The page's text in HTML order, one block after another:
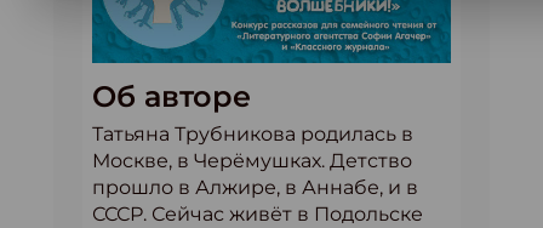
Об авторе
Татьяна Трубникова родилась в
Москве, в Черёмушках. Детство
прошло в Алжире, в Аннабе, и в
СССР. Сейчас живёт в Подольске